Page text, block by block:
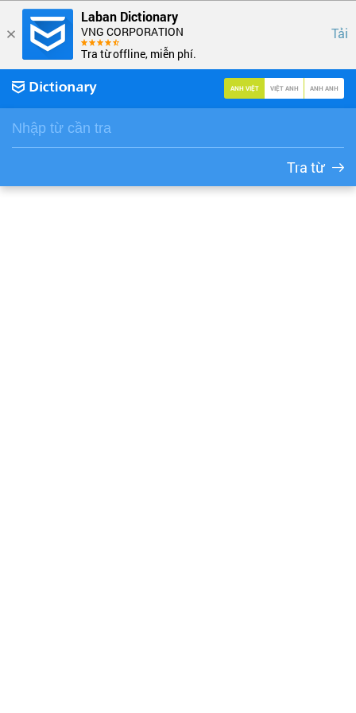
Laban Dictionary
VNG CORPORATION
Tra từ offline, miễn phí.
Tải
ANH VIỆT VIỆT ANH ANH ANH
Tra từ